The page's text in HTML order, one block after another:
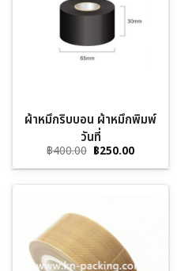
ผ้าหมึกริบบอน ผ้าหมึกพิมพ์
วันที่
฿400.00 Original
price
was:
฿400.00.
฿250.00Current
is:
฿250.00.